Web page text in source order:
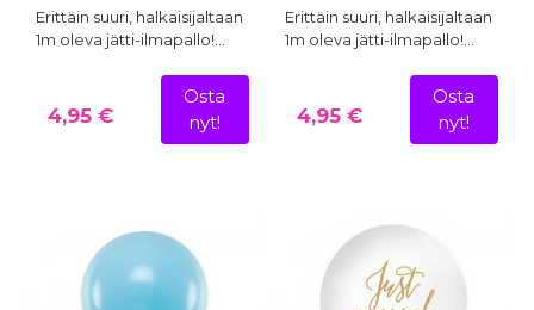
Erittäin suuri, halkaisijaltaan
1m oleva jätti-ilmapallo!…
4,95 €
Osta
nyt!
Erittäin suuri, halkaisijaltaan
1m oleva jätti-ilmapallo!…
4,95 €
Osta
nyt!